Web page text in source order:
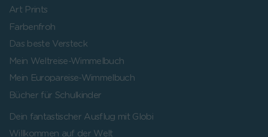
Art Prints
Farbenfroh
Das beste Versteck
Mein Weltreise-Wimmelbuch
Mein Europareise-Wimmelbuch
Bücher für Schulkinder
Dein fantastischer Ausflug mit Globi
Willkommen auf der Welt